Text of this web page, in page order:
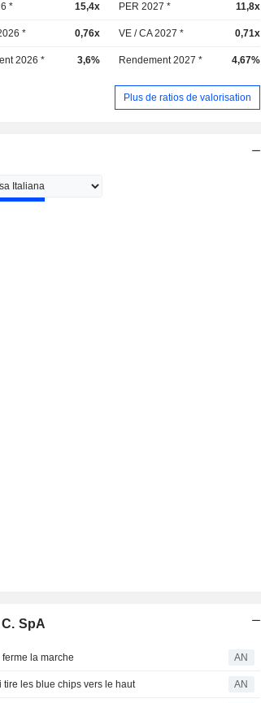
* 15,4x PER 2027 * 11,8x
* 0,76x VE / CA 2027 * 0,71x
2026 * 3,6% Rendement 2027 * 4,67%
Plus de ratios de valorisation
SpA
la marche AN
tire les blue chips vers le haut AN